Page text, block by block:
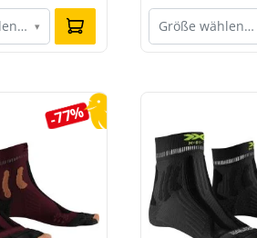
▾ Größe wählen…
überspringen
-77%